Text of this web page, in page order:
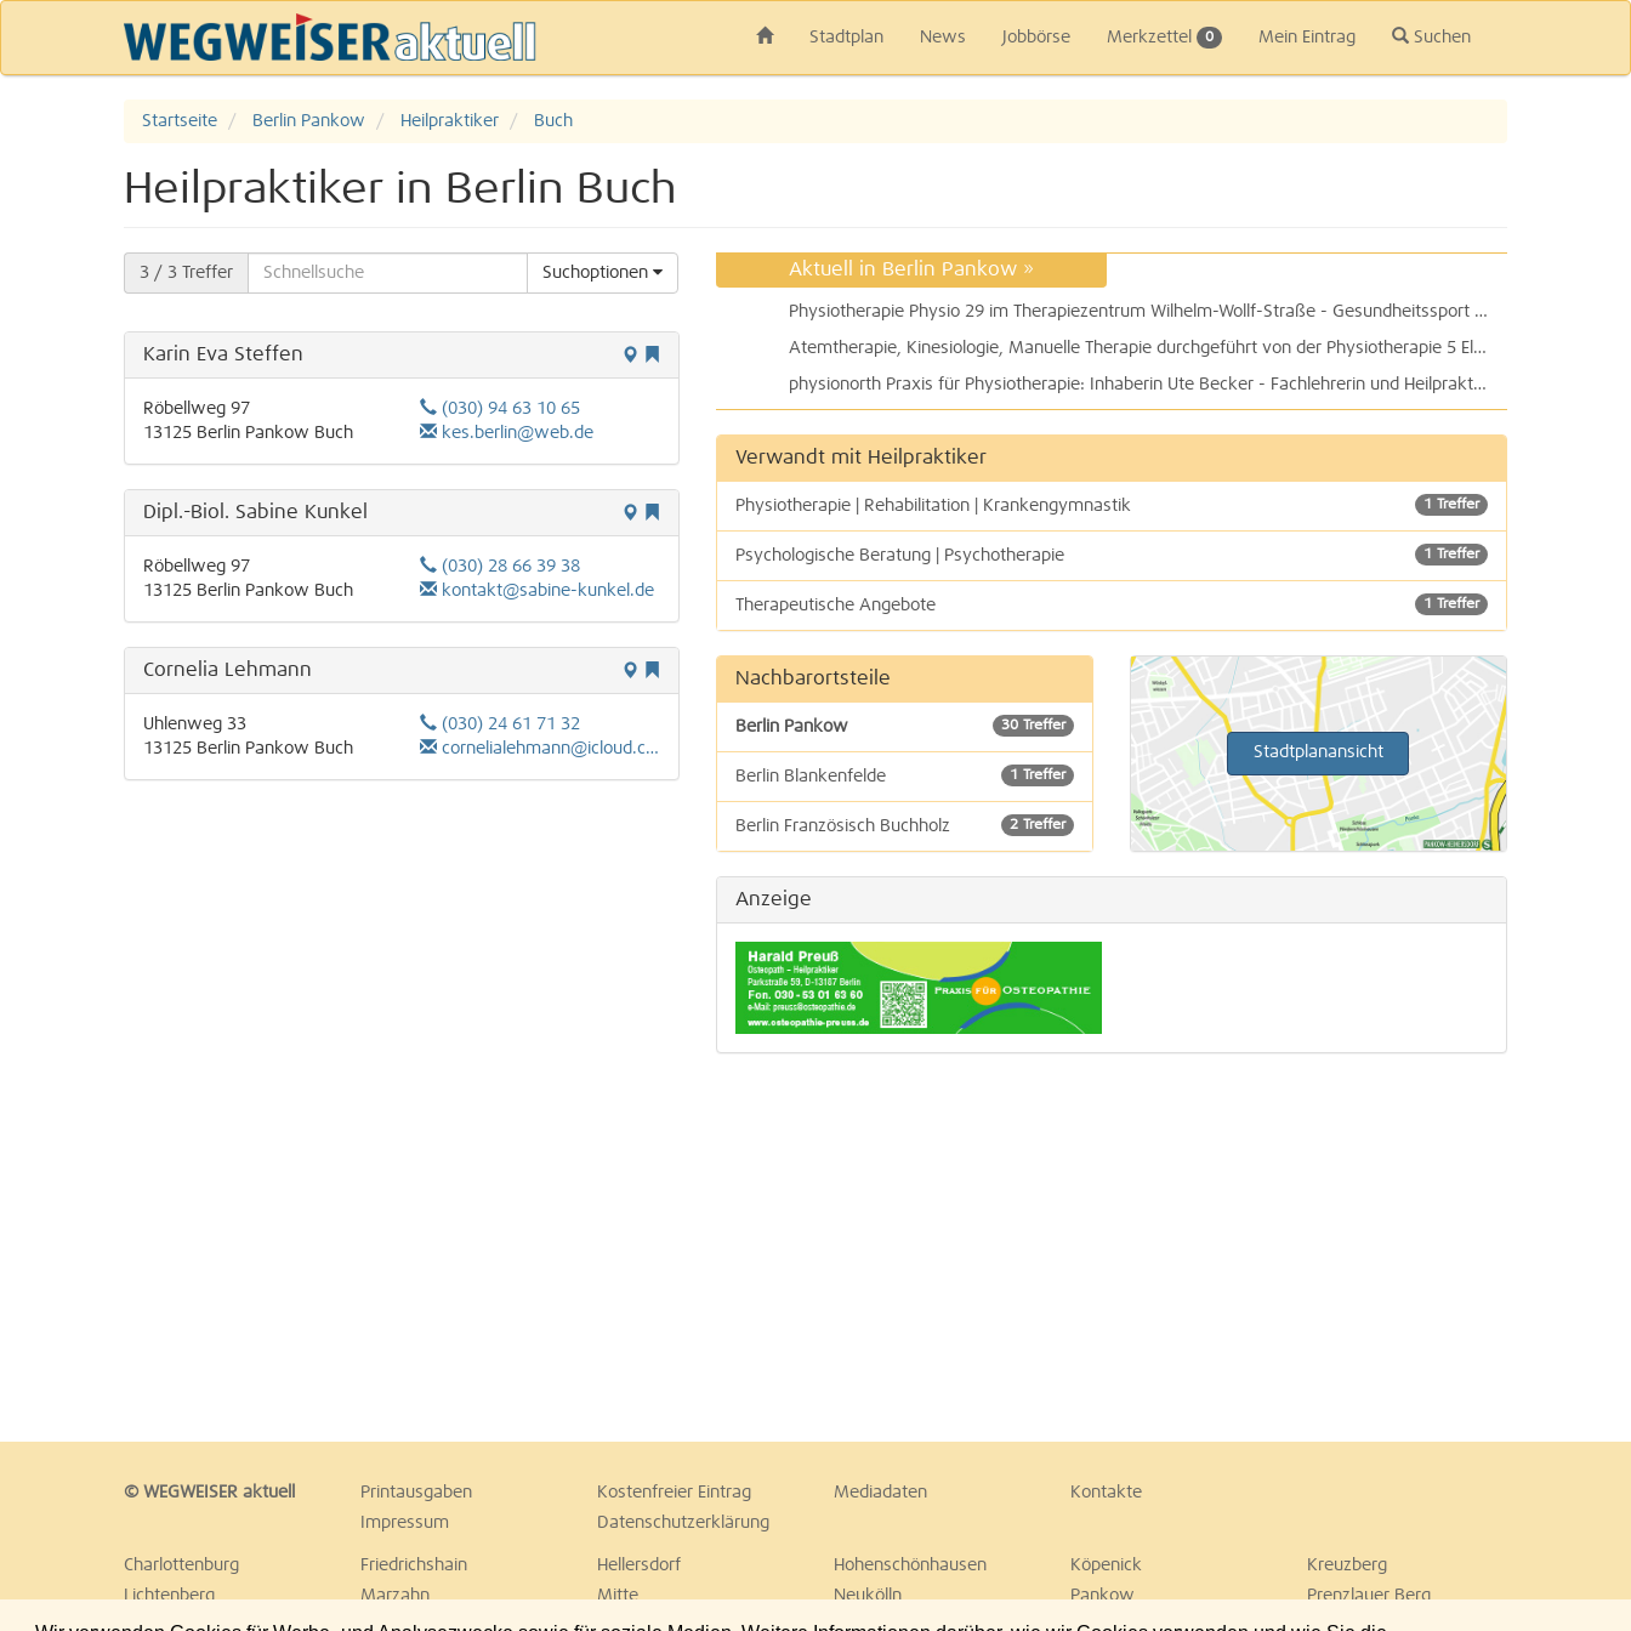
Stadtplan News Jobbörse Merkzettel 0 Mein Eintrag Suchen
Startseite Berlin Pankow Heilpraktiker Buch
Heilpraktiker in Berlin Buch
3 / 3 Treffer Suchoptionen
Karin Eva Steffen
Röbellweg 97
13125 Berlin Pankow Buch
(030) 94 63 10 65
kes.berlin@web.de
Dipl.-Biol. Sabine Kunkel
Röbellweg 97
13125 Berlin Pankow Buch
(030) 28 66 39 38
kontakt@sabine-kunkel.de
Cornelia Lehmann
Uhlenweg 33
13125 Berlin Pankow Buch
(030) 24 61 71 32
cornelialehmann@icloud.com
Aktuell in Berlin Pankow »
Physiotherapie Physio 29 im Therapiezentrum Wilhelm-Wollf-Straße - Gesundheitssport TopFit e.V.
Atemtherapie, Kinesiologie, Manuelle Therapie durchgeführt von der Physiotherapie 5 Elemente Katja Höft
physionorth Praxis für Physiotherapie: Inhaberin Ute Becker - Fachlehrerin und Heilpraktikerin für Physiotherapie
Verwandt mit Heilpraktiker
1 Treffer
Physiotherapie | Rehabilitation | Krankengymnastik
1 Treffer
Psychologische Beratung | Psychotherapie
1 Treffer
Therapeutische Angebote
1 Treffer
Allgemeinmedizin, Hausarzt
Psychologische Psychotherapeuten
Nachbarortsteile
30 Treffer
Berlin Pankow
1 Treffer
Berlin Blankenfelde
2 Treffer
Berlin Französisch Buchholz
1 Treffer
Berlin Karow
Stadtplanansicht
Anzeige
© WEGWEISER aktuell Printausgaben Kostenfreier Eintrag Mediadaten
Kontakte
Impressum
Datenschutzerklärung
Charlottenburg Friedrichshain Hellersdorf Hohenschönhausen Köpenick
Kreuzberg
Lichtenberg
Marzahn Mitte Neukölln Pankow
Prenzlauer Berg
Reinickendorf
Schöneberg Spandau Steglitz Tempelhof Tiergarten